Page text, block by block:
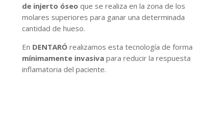
de injerto óseo que se realiza en la zona de los
molares superiores para ganar una determinada
cantidad de hueso.
En DENTARÓ realizamos esta tecnología de forma
mínimamente invasivapara reducir la respuesta
inflamatoria del paciente.